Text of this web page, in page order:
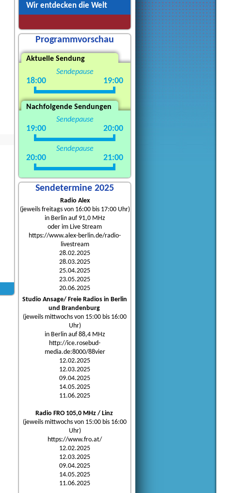
Wir entdecken die Welt
Programmvorschau
Aktuelle Sendung
Sendepause
18:00 19:00
Nachfolgende Sendungen
Sendepause
19:00 20:00
Sendepause
20:00 21:00
Sendetermine 2025
Radio Alex
(jeweils freitags von 16:00 bis 17:00 Uhr)
in Berlin auf 91,0 MHz
oder im Live Stream
https://www.alex-berlin.de/radio-
livestream
28.02.2025
28.03.2025
25.04.2025
23.05.2025
20.06.2025
Studio Ansage/ Freie Radios in Berlin
und Brandenburg
(jeweils mittwochs von 15:00 bis 16:00
Uhr)
in Berlin auf 88,4 MHz
http://ice.rosebud-
media.de:8000/88vier
12.02.2025
12.03.2025
09.04.2025
14.05.2025
11.06.2025
Radio FRO 105,0 MHz / Linz
(jeweils mittwochs von 15:00 bis 16:00
Uhr)
https://www.fro.at/
12.02.2025
12.03.2025
09.04.2025
14.05.2025
11.06.2025